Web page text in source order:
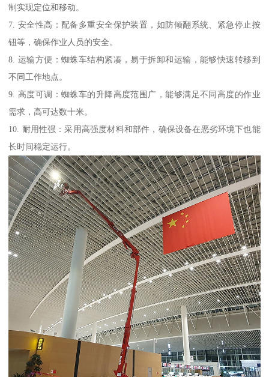
制实现定位和移动。
7. 安全性高：配备多重安全保护装置，如防倾翻系统、紧急停止按
钮等，确保作业人员的安全。
8. 运输方便：蜘蛛车结构紧凑，易于拆卸和运输，能够快速转移到
不同工作地点。
9. 高度可调：蜘蛛车的升降高度范围广，能够满足不同高度的作业
需求，高可达数十米。
10. 耐用性强：采用高强度材料和部件，确保设备在恶劣环境下也能
长时间稳定运行。